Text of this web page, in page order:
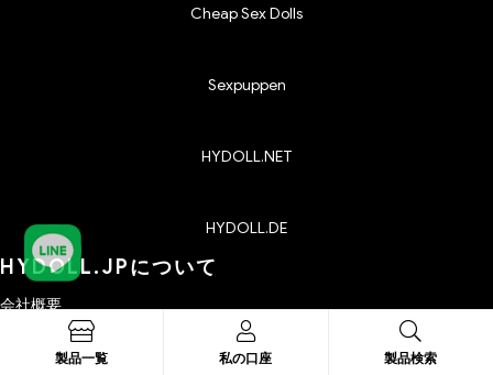
Cheap Sex Dolls
Sexpuppen
HYDOLL.NET
HYDOLL.DE
HYDOLL.JPについて
会社概要
お問い合わせ
プライバシーポリシー
製品一覧 私の口座 製品検索